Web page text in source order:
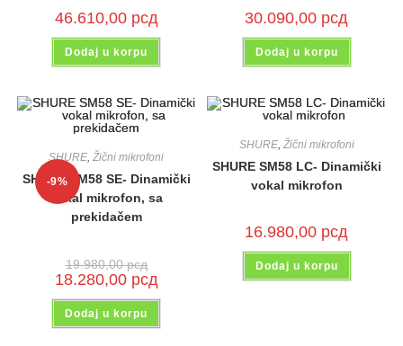
46.610,00 рсд
Dodaj u korpu
30.090,00 рсд
Dodaj u korpu
-9%
SHURE,Žični mikrofoni
SHURE SM58 SE- Dinamički
vokal mikrofon, sa
prekidačem
19.980,00рсд
18.280,00 рсд
Dodaj u korpu
SHURE, Žični mikrofoni
SHURE SM58 LC- Dinamički
vokal mikrofon
16.980,00 рсд
Dodaj u korpu